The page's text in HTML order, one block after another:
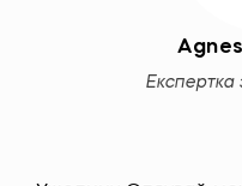
Експертка